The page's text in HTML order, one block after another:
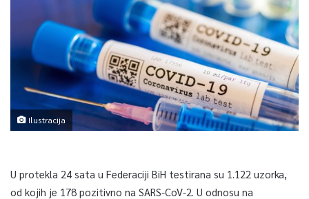
Ilustracija
U protekla 24 sata u Federaciji BiH testirana su 1.122 uzorka,
od kojih je 178 pozitivno na SARS-CoV-2. U odnosu na